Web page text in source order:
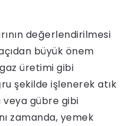
değerlendirilmesi
büyük önem
üretimi gibi
şekilde işlenerek atık
veya gübre gibi
zamanda, yemek